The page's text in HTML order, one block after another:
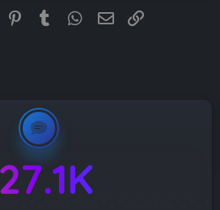
Reddit PinterestTumblr WhatsApp
E-posta